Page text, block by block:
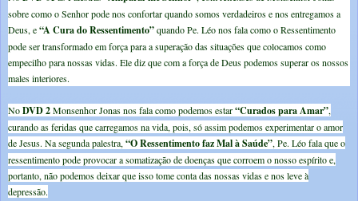
sobre como o Senhor pode nos confortar quando somos verdadeiros e nos entregamos a
Deus, e“A Cura do Ressentimento”quando Pe. Léo nos fala como o Ressentimento
pode ser transformado em força para a superação das situações que colocamos como
empecilho para nossas vidas. Ele diz que com a força de Deus podemos superar os nossos
males interiores.
NoDVD 2Monsenhor Jonas nos fala como podemos estar“Curados para Amar”,
curando as feridas que carregamos na vida, pois, só assim podemos experimentar o amor
de Jesus. Na segunda palestra, “O Ressentimento faz Mal à Saúde”, Pe. Léo fala que o
ressentimento pode provocar a somatização de doenças que corroem o nosso espírito e,
portanto, não podemos deixar que isso tome conta das nossas vidas e nos leve à
depressão.